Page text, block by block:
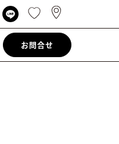
お問合せ